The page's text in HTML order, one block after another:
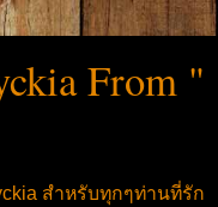
From "
สำหรับทุกๆท่านที่รัก